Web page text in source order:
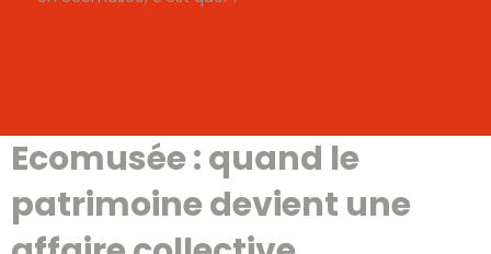
Ecomusée : quand le
patrimoine devient une